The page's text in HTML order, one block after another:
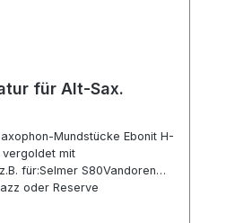
für Alt-Sax.
Mundstücke Ebonit H-
mit
für:Selmer S80Vandoren
oder Reserve